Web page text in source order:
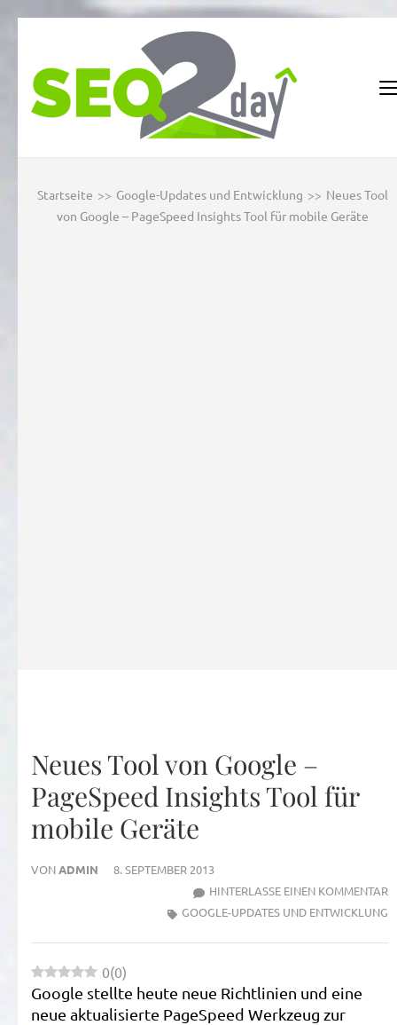
springen
(Enter
drücken)
Startseite >> Google-Updates und Entwicklung >> Neues Tool
von Google – PageSpeed Insights Tool für mobile Geräte
Neues Tool von Google –
PageSpeed Insights Tool für
mobile Geräte
VONADMIN
8. SEPTEMBER 2013
HINTERLASSE EINEN KOMMENTAR
GOOGLE-UPDATES UND ENTWICKLUNG
0(0)
Google stellte heute neue Richtlinien und eine
neue aktualisierte PageSpeed ​Werkzeug zur